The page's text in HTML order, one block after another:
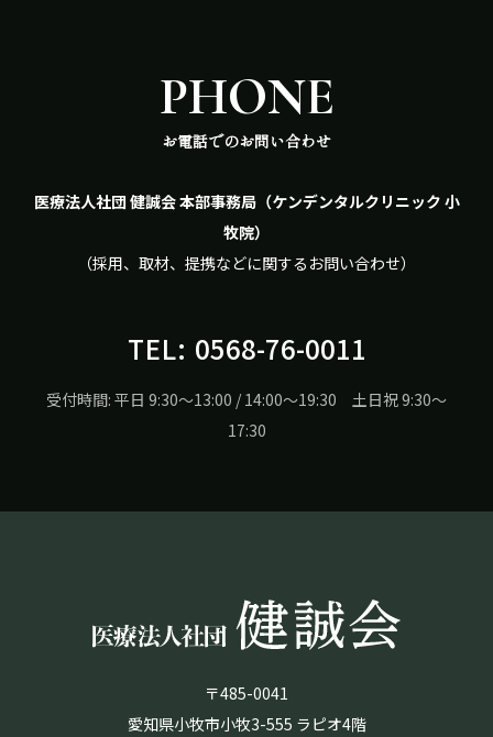
お電話でのお問い合わせ
医療法人社団 健誠会 本部事務局（ケンデンタルクリニック 小
牧院）
（採用、取材、提携などに関するお問い合わせ）
TEL: 0568-76-0011
受付時間: 平日 9:30〜13:00 / 14:00〜19:30 土日祝 9:30〜
17:30
〒485-0041
愛知県小牧市小牧3-555 ラピオ4階